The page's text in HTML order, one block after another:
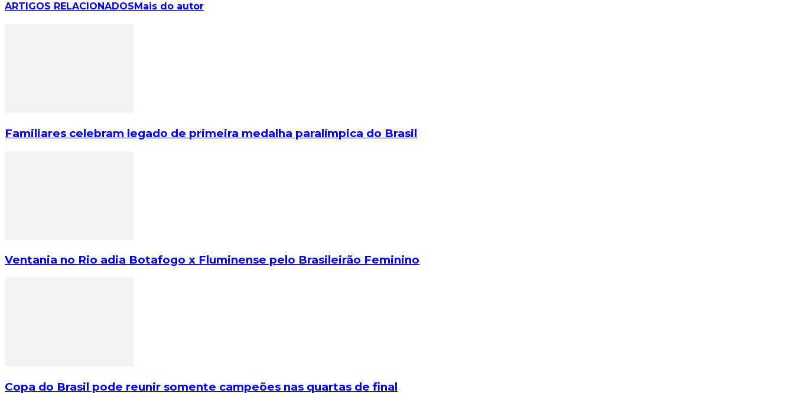
ARTIGOS RELACIONADOSMais do autor
Familiares celebram legado de primeira medalha paralímpica do Brasil
Ventania no Rio adia Botafogo x Fluminense pelo Brasileirão Feminino
Copa do Brasil pode reunir somente campeões nas quartas de final